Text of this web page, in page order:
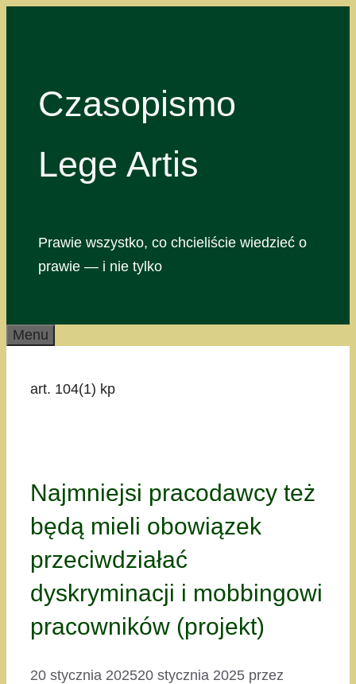
Czasopismo
Lege Artis
Prawie wszystko, co chcieliście wiedzieć o
prawie — i nie tylko
Menu
art. 104(1) kp
Najmniejsi pracodawcy też
będą mieli obowiązek
przeciwdziałać
dyskryminacji i mobbingowi
pracowników (projekt)
20 stycznia 202520 stycznia 2025 przez